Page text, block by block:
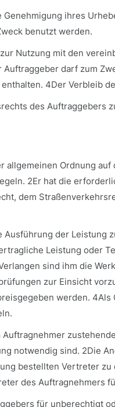
Genehmigung ihres
benutzt werden.
Nutzung mit den
darf zum
4Der Verbleib
des Auftraggebers
allgemeinen Ordnung
2Er hat die
dem
der Leistung
Leistung oder
sind ihm die
zur Einsicht
werden. 4Als
notwendig sind. 2Die
bestellten Vertreter
des Auftragnehmers
für unberechtigt